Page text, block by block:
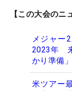
【この大会のニ
メジャー
2023年
かり準備」
米ツアー